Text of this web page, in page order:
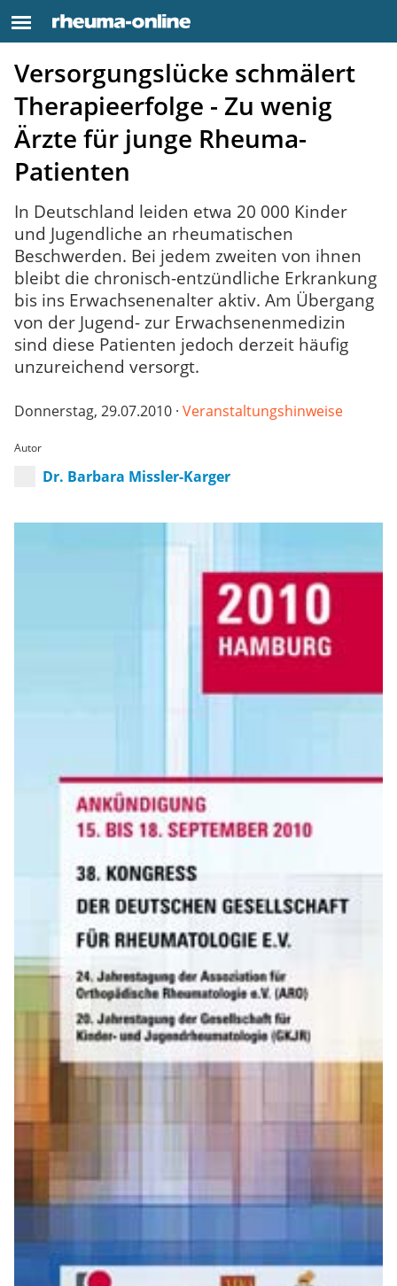
Versorgungslücke schmälert
Therapieerfolge - Zu wenig
Ärzte für junge Rheuma-
Patienten
In Deutschland leiden etwa 20 000 Kinder
und Jugendliche an rheumatischen
Beschwerden. Bei jedem zweiten von ihnen
bleibt die chronisch-entzündliche Erkrankung
bis ins Erwachsenenalter aktiv. Am Übergang
von der Jugend- zur Erwachsenenmedizin
sind diese Patienten jedoch derzeit häufig
unzureichend versorgt.
Donnerstag, 29.07.2010 · Veranstaltungshinweise
Autor
Dr. Barbara Missler-Karger